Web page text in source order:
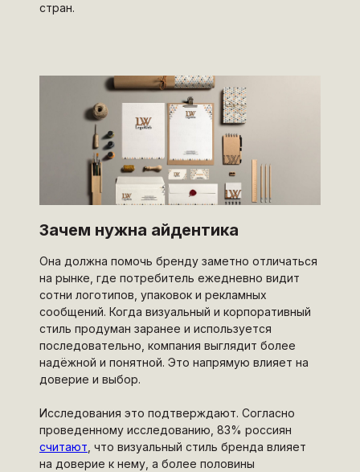
стран.
Она должна помочь бренду заметно отличаться
на рынке, где потребитель ежедневно видит
сотни логотипов, упаковок и рекламных
сообщений. Когда визуальный и корпоративный
стиль продуман заранее и используется
последовательно, компания выглядит более
надёжной и понятной. Это напрямую влияет на
доверие и выбор.
Исследования это подтверждают. Согласно
проведенному исследованию, 83% россиян
считают , что визуальный стиль бренда влияет
на доверие к нему, а более половины
Зачем нужна айдентика